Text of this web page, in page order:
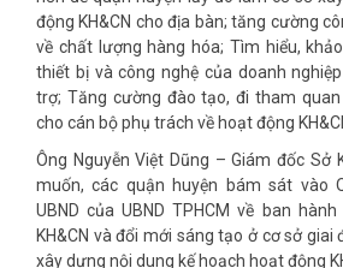
động KH&CN cho địa bàn; tăng cường
về chất lượng hàng hóa; Tìm hiểu,
thiết bị và công nghệ của doanh
trợ; Tăng cường đào tạo, đi tham
cho cán bộ phụ trách về hoạt động
Ông Nguyễn Việt Dũng – Giám đốc Sở
muốn, các quận huyện bám sát vào
UBND của UBND TPHCM về ban
KH&CN và đổi mới sáng tạo ở cơ sở giai
xây dựng nội dung kế hoạch hoạt động